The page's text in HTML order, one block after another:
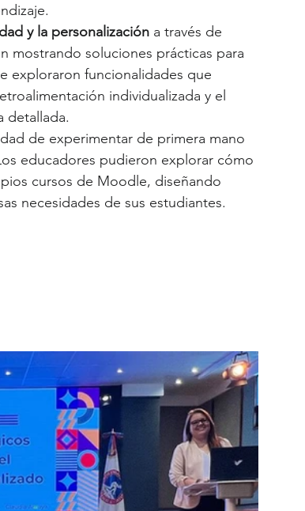
y la personalización a través de
mostrando soluciones prácticas para
exploraron funcionalidades que
individualizada y el
detallada.
de experimentar de primera mano
educadores pudieron explorar cómo
cursos de Moodle, diseñando
necesidades de sus estudiantes.